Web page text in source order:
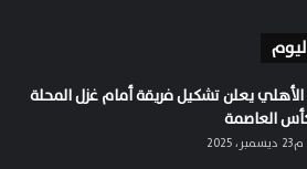
يعلن تشكيل فريقة أمام غزل المحلة
العاصمة